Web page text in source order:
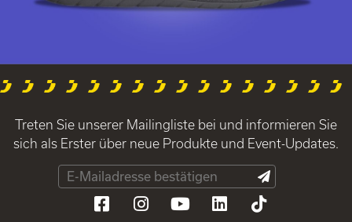
Treten Sie unserer Mailingliste bei und informieren Sie
sich als Erster über neue Produkte und Event-Updates.